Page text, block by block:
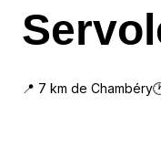
📍 7 km de Chambéry